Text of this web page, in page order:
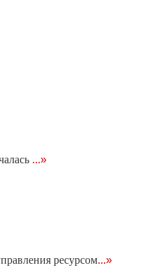
...»
ресурсом...»